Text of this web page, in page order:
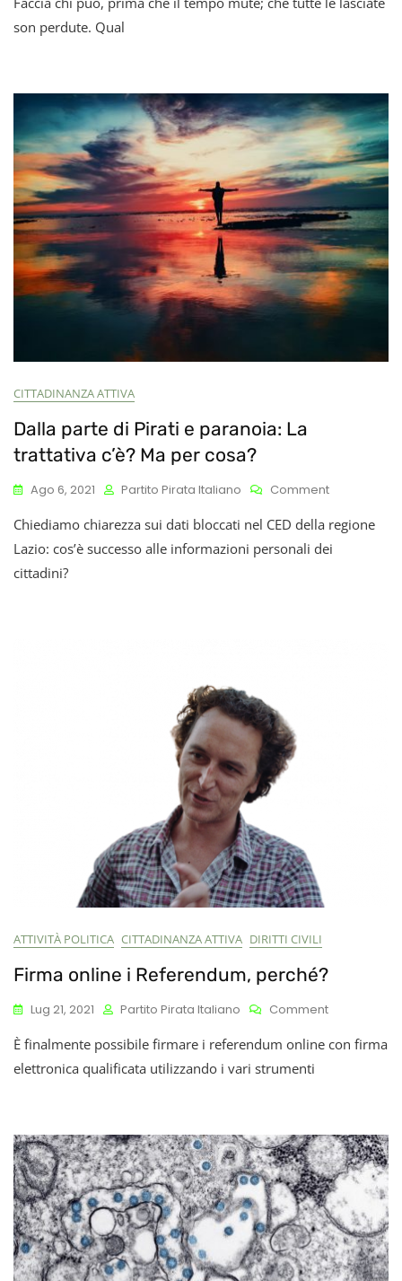
Social
Media
son perdute. Qual
CITTADINANZA ATTIVA
Dalla parte di Pirati e paranoia: La
trattativa c’è? Ma per cosa?
Ago 6, 2021 Partito Pirata Italiano CommentOn
Parte
Di
Chiediamo chiarezza sui dati bloccati nel CED della regione
Lazio: cos’è successo alle informazioni personali dei
cittadini?
ATTIVITÀ POLITICA CITTADINANZA ATTIVA DIRITTI CIVILI
Firma online i Referendum, perché?
Lug 21, 2021 Partito Pirata Italiano CommentOn
Online
È finalmente possibile firmare i referendum online con firma
elettronica qualificata utilizzando i vari strumenti